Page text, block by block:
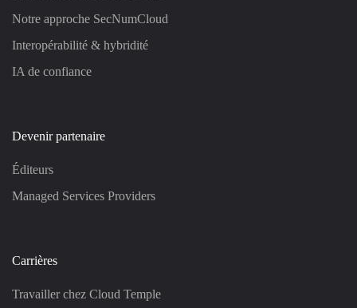
Notre approche SecNumCloud
Interopérabilité & hybridité
IA de confiance
Devenir partenaire
Éditeurs
Managed Services Providers
Carrières
Travailler chez Cloud Temple